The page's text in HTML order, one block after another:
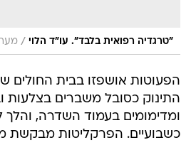
"טרגדיה רפואית בלבד". עו"ד הלוי /
הפעוטות אושפזו בבית החולים
התינוק כסובל משברים בצלעות
ומדימומים בעמוד השדרה, והלך
כשבועיים. הפרקליטות מבקשת